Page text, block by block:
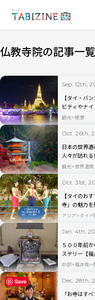
仏教寺院の記事一覧
Sep. 12th,
【タイ・バ
ビティやナ
観光 絶景
Oct. 26th,
日本の世界
人々が訪れ
観光 世界遺産
Oct. 31st,
【タイのお
寺」の魅力
アジア タイ
Jan. 4th,
５００年前
ステリー【福
中部 福井県
Dec. 28th,
「お寺はす
Save